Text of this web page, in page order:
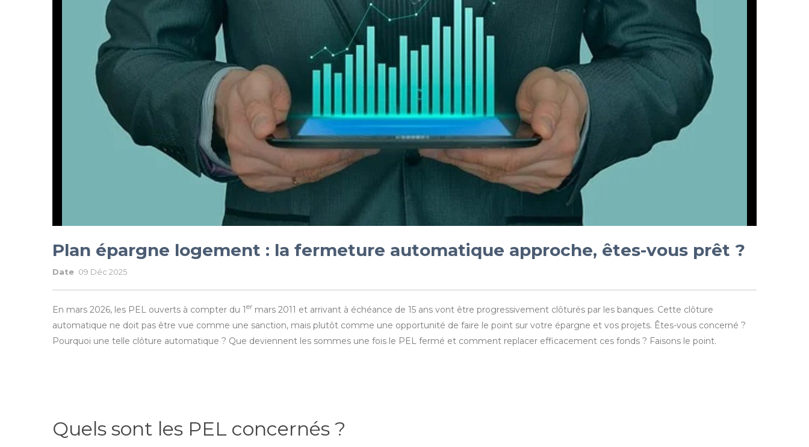
Plan épargne logement : la fermeture automatique approche, êtes-vous prêt ?
Date 09 Déc 2025
En mars 2026, les PEL ouverts à compter du 1er mars 2011 et arrivant à échéance de 15 ans vont être progressivement clôturés par les banques. Cette clôture
automatique ne doit pas être vue comme une sanction, mais plutôt comme une opportunité de faire le point sur votre épargne et vos projets. Êtes-vous concerné ?
Pourquoi une telle clôture automatique ? Que deviennent les sommes une fois le PEL fermé et comment replacer efficacement ces fonds ? Faisons le point.
Quels sont les PEL concernés ?